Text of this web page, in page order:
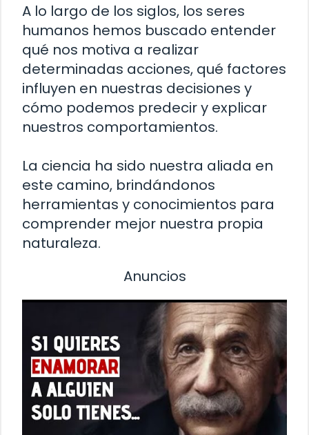
A lo largo de los siglos, los seres
humanos hemos buscado entender
qué nos motiva a realizar
determinadas acciones, qué factores
influyen en nuestras decisiones y
cómo podemos predecir y explicar
nuestros comportamientos.
La ciencia ha sido nuestra aliada en
este camino, brindándonos
herramientas y conocimientos para
comprender mejor nuestra propia
naturaleza.
Anuncios